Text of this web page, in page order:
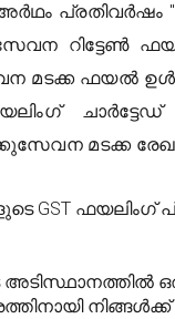
പ്രതിവർഷം
റിട്ടേൺ
ഫയൽ
ചാർട്ടേഡ്
മടക്ക
GST
അടിസ്ഥാനത്തിൽ